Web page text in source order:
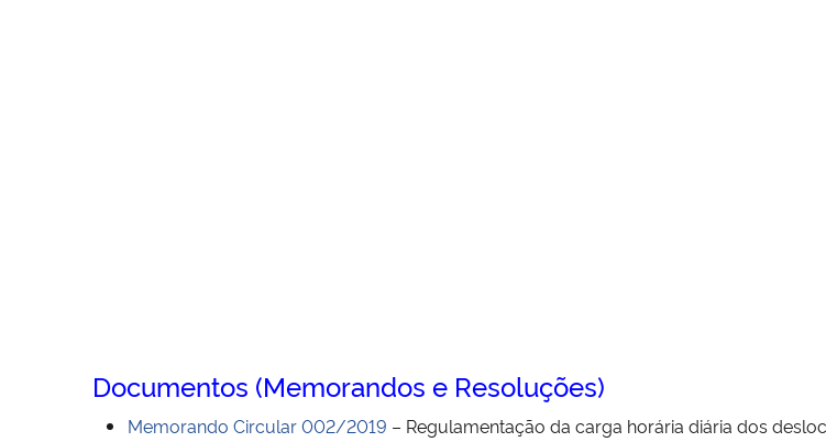
Documentos (Memorandos e Resoluções)
Memorando Circular 002/2019 – Regulamentação da carga horária diária dos